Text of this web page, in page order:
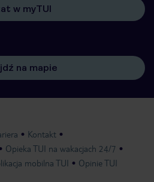
w myTUI
na mapie
Kontakt
Opieka TUI na wakacjach 24/7
mobilna TUI Opinie TUI